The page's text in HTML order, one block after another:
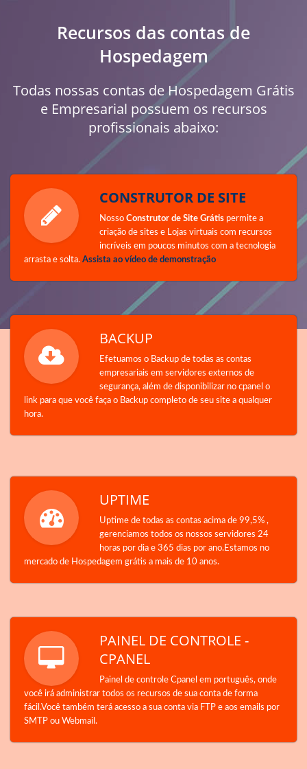
Recursos das contas de
Hospedagem
Todas nossas contas de Hospedagem Grátis
e Empresarial possuem os recursos
profissionais abaixo:
CONSTRUTOR DE SITE
Nosso Construtor de Site Grátis permite a
criação de sites e Lojas virtuais com recursos
incríveis em poucos minutos com a tecnologia
arrasta e solta. Assista ao vídeo de demonstração
BACKUP
Efetuamos o Backup de todas as contas
empresariais em servidores externos de
segurança, além de disponibilizar no cpanel o
link para que você faça o Backup completo de seu site a qualquer
hora.
UPTIME
Uptime de todas as contas acima de 99,5% ,
gerenciamos todos os nossos servidores 24
horas por dia e 365 dias por ano.Estamos no
mercado de Hospedagem grátis a mais de 10 anos.
PAINEL DE CONTROLE -
CPANEL
Painel de controle Cpanel em português, onde
você irá administrar todos os recursos de sua conta de forma
fácil.Você também terá acesso a sua conta via FTP e aos emails por
SMTP ou Webmail.